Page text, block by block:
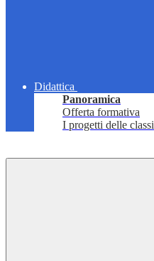
Didattica
Panoramica
Offerta formativa
I progetti delle classi